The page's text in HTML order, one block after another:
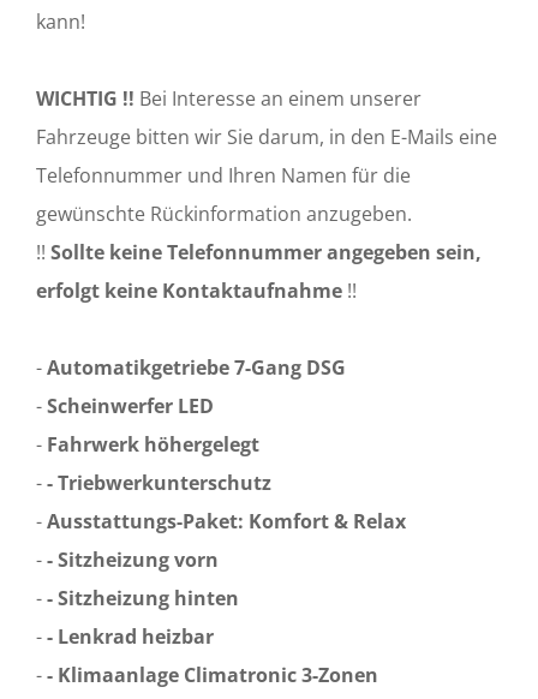
kann!
WICHTIG !! Bei Interesse an einem unserer
Fahrzeuge bitten wir Sie darum, in den E-Mails eine
Telefonnummer und Ihren Namen für die
gewünschte Rückinformation anzugeben.
!! Sollte keine Telefonnummer angegeben sein,
erfolgt keine Kontaktaufnahme !!
-Automatikgetriebe 7-Gang DSG
-Scheinwerfer LED
- Fahrwerk höhergelegt
-- Triebwerkunterschutz
-Ausstattungs-Paket: Komfort & Relax
-- Sitzheizung vorn
-- Sitzheizung hinten
-- Lenkrad heizbar
-- Klimaanlage Climatronic 3-Zonen